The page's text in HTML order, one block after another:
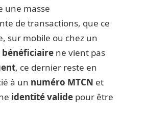
une masse
de transactions, que ce
sur mobile ou chez un
bénéficiaire ne vient pas
, ce dernier reste en
à un numéro MTCN et
identité valide pour être